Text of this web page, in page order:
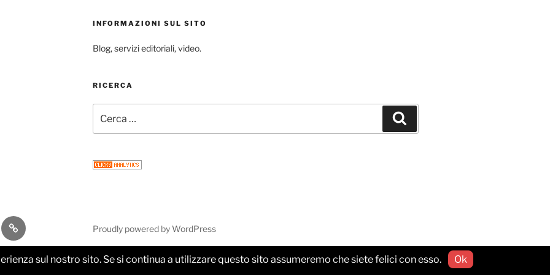
INFORMAZIONI SUL SITO
Blog, servizi editoriali, video.
RICERCA
Email Proudly powered by WordPress
sul nostro sito. Se si continua a utilizzare questo sito assumeremo che siete felici con esso. Ok